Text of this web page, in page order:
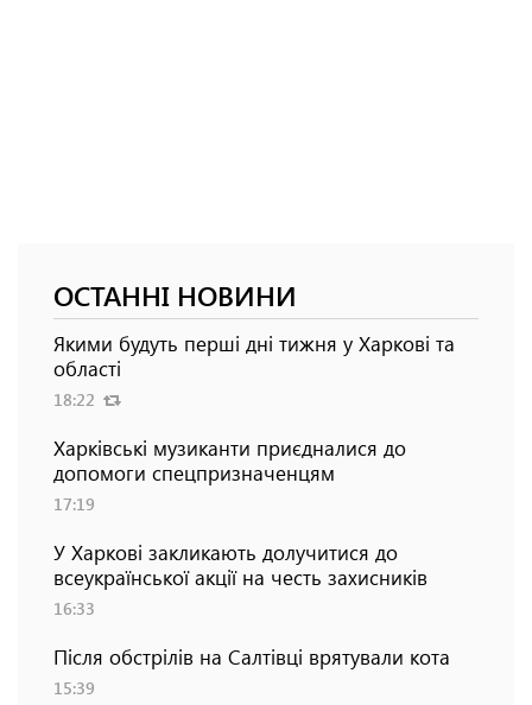
ОСТАННІ НОВИНИ
Якими будуть перші дні тижня у Харкові та
області
18:22
Харківські музиканти приєдналися до
допомоги спецпризначенцям
17:19
У Харкові закликають долучитися до
всеукраїнської акції на честь захисників
16:33
Після обстрілів на Салтівці врятували кота
15:39